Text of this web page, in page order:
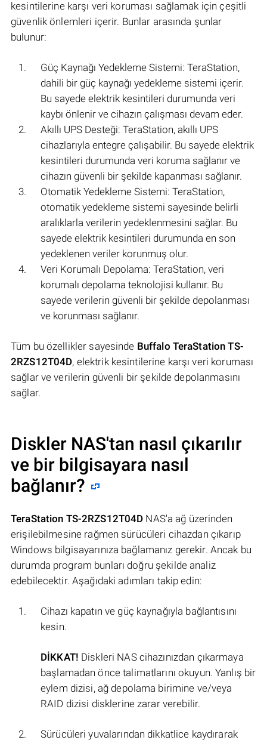
kesintilerine karşı veri koruması sağlamak için çeşitli
güvenlik önlemleri içerir. Bunlar arasında şunlar
bulunur:
Güç Kaynağı Yedekleme Sistemi: TeraStation,
dahili bir güç kaynağı yedekleme sistemi içerir.
Bu sayede elektrik kesintileri durumunda veri
kaybı önlenir ve cihazın çalışması devam eder.
Akıllı UPS Desteği: TeraStation, akıllı UPS
cihazlarıyla entegre çalışabilir. Bu sayede elektrik
kesintileri durumunda veri koruma sağlanır ve
cihazın güvenli bir şekilde kapanması sağlanır.
Otomatik Yedekleme Sistemi: TeraStation,
otomatik yedekleme sistemi sayesinde belirli
aralıklarla verilerin yedeklenmesini sağlar. Bu
sayede elektrik kesintileri durumunda en son
yedeklenen veriler korunmuş olur.
Veri Korumalı Depolama: TeraStation, veri
korumalı depolama teknolojisi kullanır. Bu
sayede verilerin güvenli bir şekilde depolanması
ve korunması sağlanır.
Tüm bu özellikler sayesinde Buffalo TeraStation TS-
2RZS12T04D, elektrik kesintilerine karşı veri koruması
sağlar ve verilerin güvenli bir şekilde depolanmasını
sağlar.
Diskler NAS'tan nasıl çıkarılır
ve bir bilgisayara nasıl
bağlanır?
TeraStation TS-2RZS12T04D NAS'a ağ üzerinden
erişilebilmesine rağmen sürücüleri cihazdan çıkarıp
Windows bilgisayarınıza bağlamanız gerekir. Ancak bu
durumda program bunları doğru şekilde analiz
edebilecektir. Aşağıdaki adımları takip edin:
Cihazı kapatın ve güç kaynağıyla bağlantısını
kesin.
DİKKAT! Diskleri NAS cihazınızdan çıkarmaya
başlamadan önce talimatlarını okuyun. Yanlış bir
eylem dizisi, ağ depolama birimine ve/veya
RAID dizisi disklerine zarar verebilir.
Sürücüleri yuvalarından dikkatlice kaydırarak